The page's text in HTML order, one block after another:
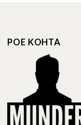
multiple
may
chosen
on
the
product
page
POE KOHTA